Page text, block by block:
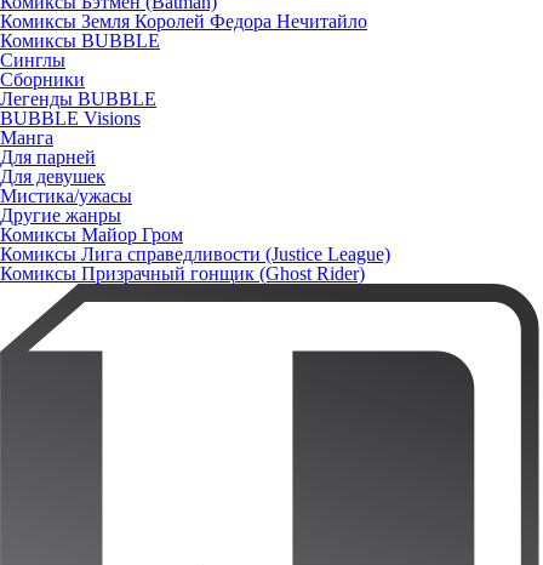
Комиксы Земля Королей Федора Нечитайло
Комиксы BUBBLE
Синглы
Сборники
Легенды BUBBLE
BUBBLE Visions
Манга
Для парней
Для девушек
Мистика/ужасы
Другие жанры
Комиксы Майор Гром
Комиксы Лига справедливости (Justice League)
Комиксы Призрачный гонщик (Ghost Rider)